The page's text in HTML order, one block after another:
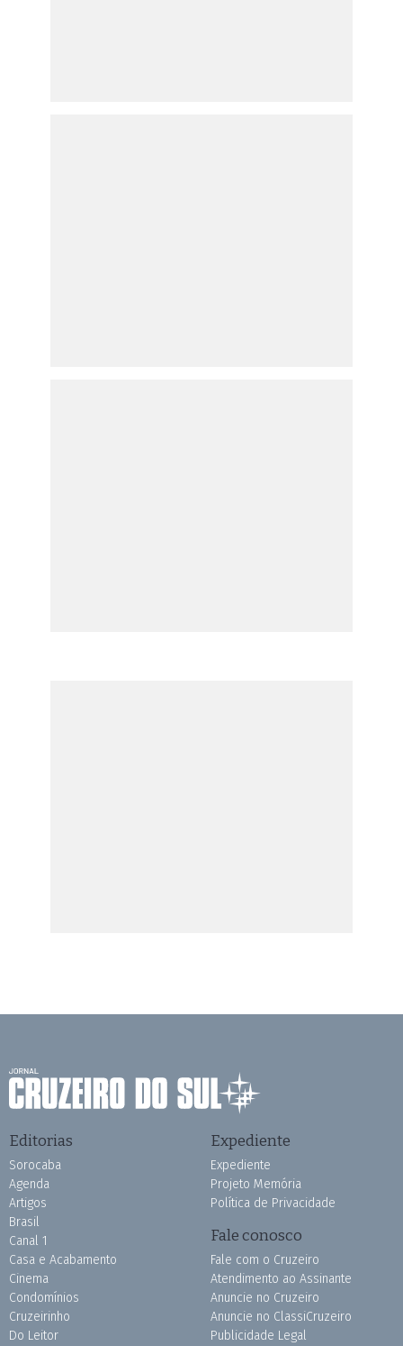
Editorias
Sorocaba
Agenda
Artigos
Brasil
Canal 1
Casa e Acabamento
Cinema
Condomínios
Cruzeirinho
Do Leitor
Expediente
Expediente
Projeto Memória
Política de Privacidade
Fale conosco
Fale com o Cruzeiro
Atendimento ao Assinante
Anuncie no Cruzeiro
Anuncie no ClassiCruzeiro
Publicidade Legal